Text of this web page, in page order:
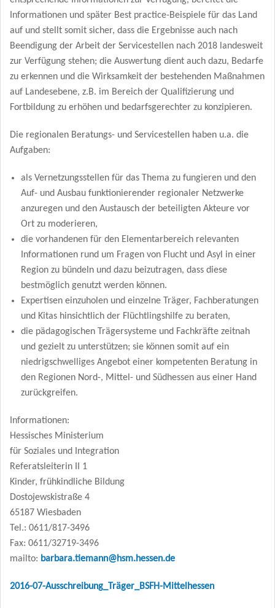
Informationen und später Best practice-Beispiele für das Land
auf und stellt somit sicher, dass die Ergebnisse auch nach
Beendigung der Arbeit der Servicestellen nach 2018 landesweit
zur Verfügung stehen; die Auswertung dient auch dazu, Bedarfe
zu erkennen und die Wirksamkeit der bestehenden Maßnahmen
auf Landesebene, z.B. im Bereich der Qualifizierung und
Fortbildung zu erhöhen und bedarfsgerechter zu konzipieren.
Die regionalen Beratungs- und Servicestellen haben u.a. die
Aufgaben:
als Vernetzungsstellen für das Thema zu fungieren und den
Auf- und Ausbau funktionierender regionaler Netzwerke
anzuregen und den Austausch der beteiligten Akteure vor
Ort zu moderieren,
die vorhandenen für den Elementarbereich relevanten
Informationen rund um Fragen von Flucht und Asyl in einer
Region zu bündeln und dazu beizutragen, dass diese
bestmöglich genutzt werden können.
Expertisen einzuholen und einzelne Träger, Fachberatungen
und Kitas hinsichtlich der Flüchtlingshilfe zu beraten,
die pädagogischen Trägersysteme und Fachkräfte zeitnah
und gezielt zu unterstützen; sie können somit auf ein
niedrigschwelliges Angebot einer kompetenten Beratung in
den Regionen Nord-, Mittel- und Südhessen aus einer Hand
zurückgreifen.
Informationen:
Hessisches Ministerium
für Soziales und Integration
Referatsleiterin II 1
Kinder, frühkindliche Bildung
Dostojewskistraße 4
65187 Wiesbaden
Tel.: 0611/817-3496
Fax: 0611/32719-3496
mailto: barbara.tiemann@hsm.hessen.de
2016-07-Ausschreibung_Träger_BSFH-Mittelhessen